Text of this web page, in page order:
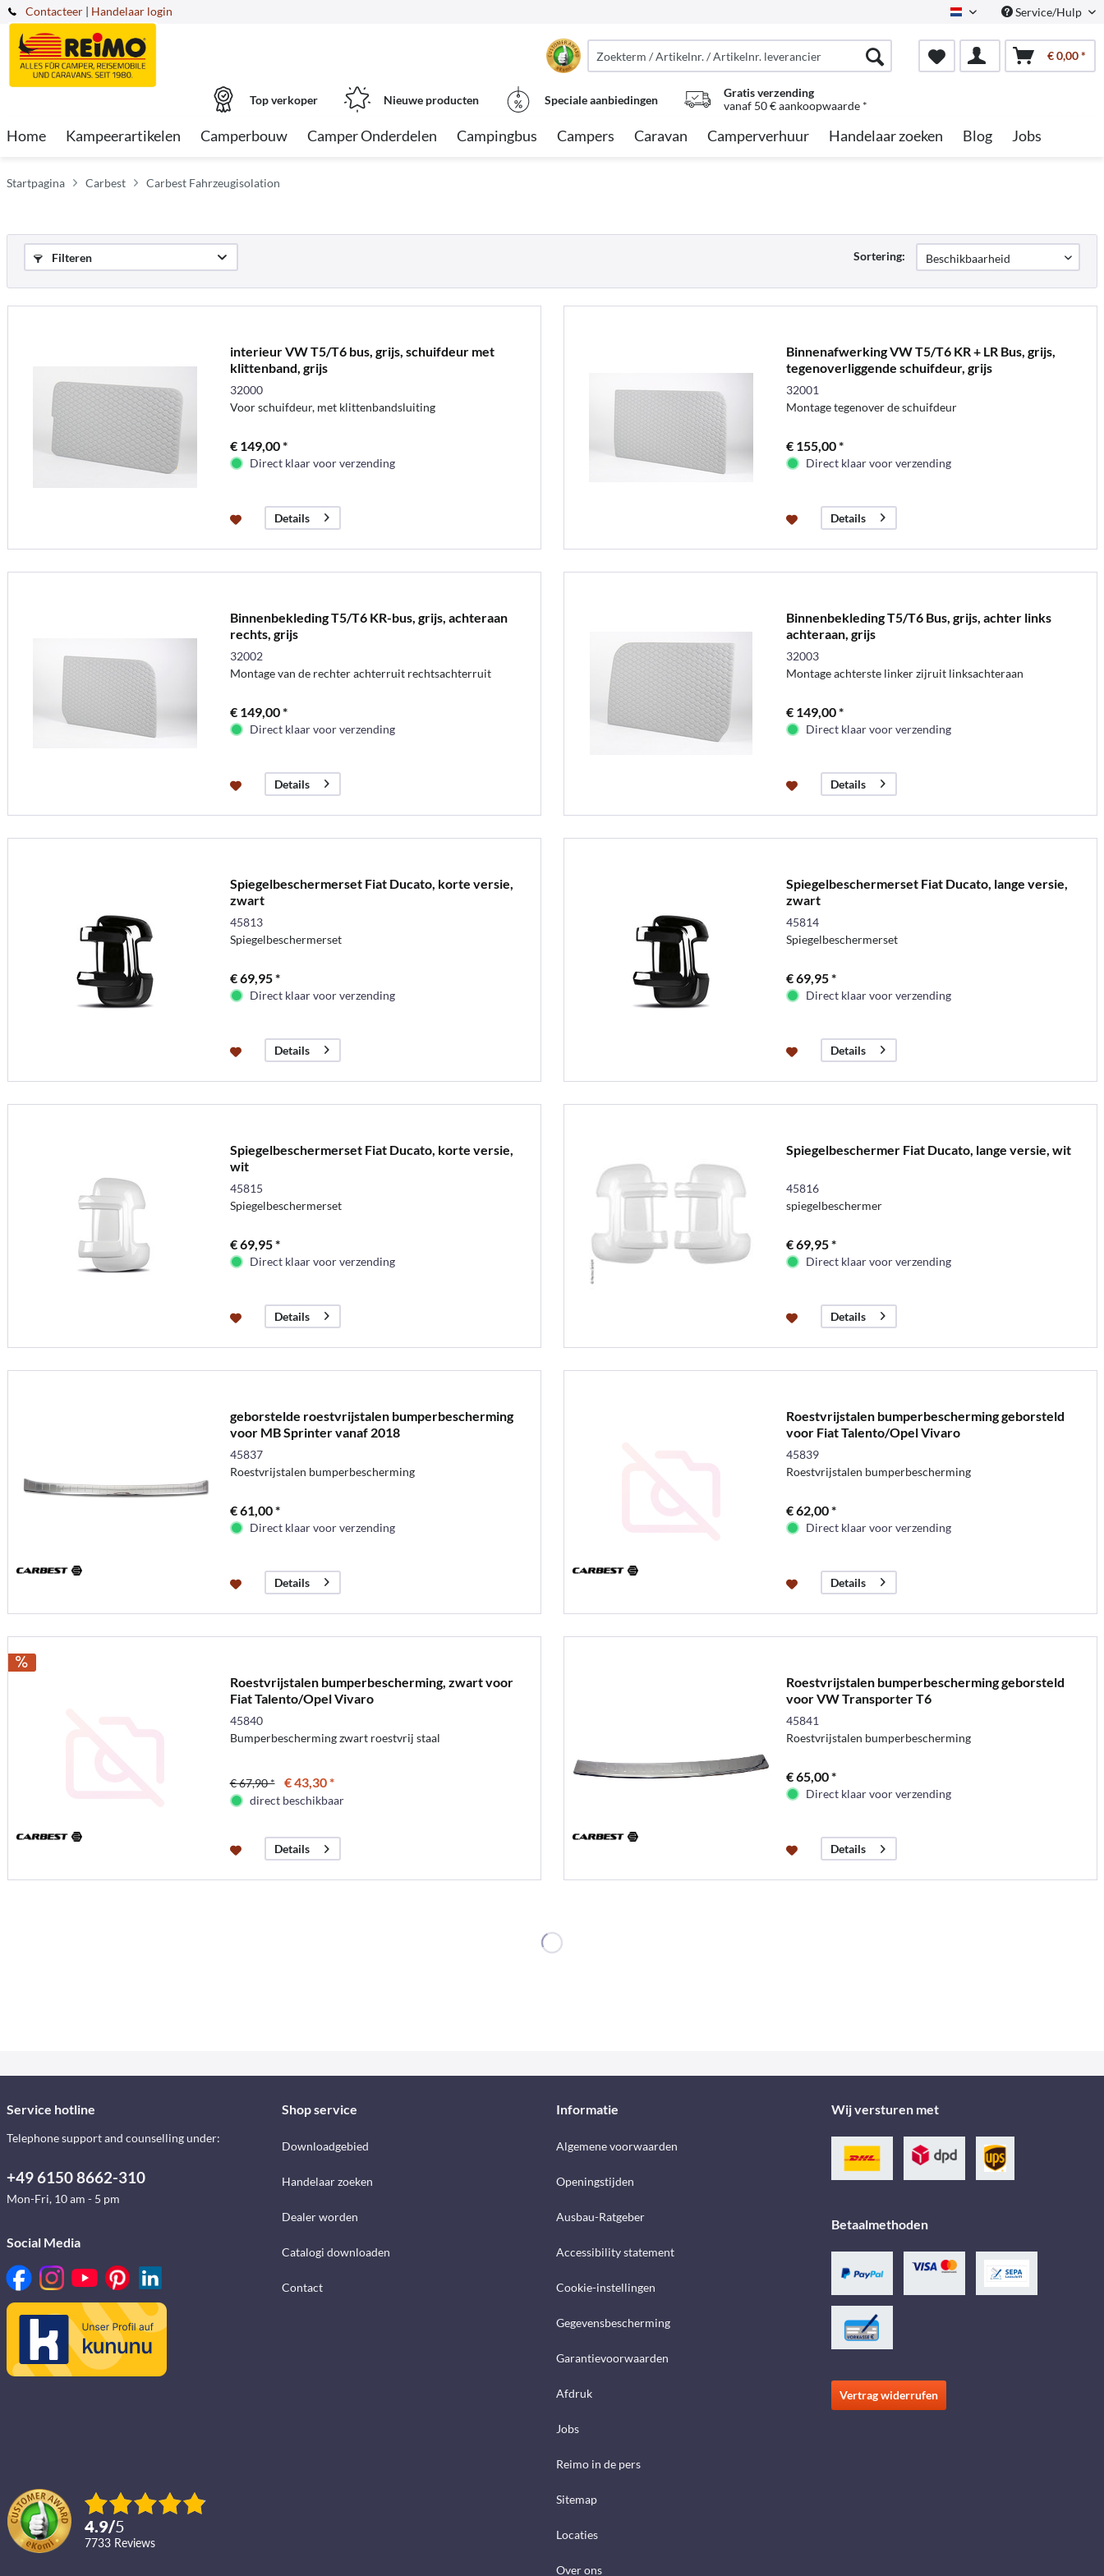
Contacteer Dutch Service/Hulp
| Handelaar login
€ 0,00 *
Top verkoper Nieuwe producten Speciale aanbiedingen
Gratis verzending
vanaf 50 € aankoopwaarde *
Home Kampeerartikelen Camperbouw Camper Onderdelen Campingbus Campers Caravan Camperverhuur Handelaar zoeken Blog Jobs
Startpagina Carbest Carbest Fahrzeugisolation
Filteren Sortering:
interieur VW T5/T6 bus, grijs, schuifdeur met
klittenband, grijs
32000
Voor schuifdeur, met klittenbandsluiting
€ 149,00 *
Direct klaar voor verzending
Details
Binnenafwerking VW T5/T6 KR + LR Bus, grijs,
tegenoverliggende schuifdeur, grijs
32001
Montage tegenover de schuifdeur
€ 155,00 *
Direct klaar voor verzending
Details
Binnenbekleding T5/T6 KR-bus, grijs, achteraan
rechts, grijs
32002
Montage van de rechter achterruit rechtsachterruit
€ 149,00 *
Direct klaar voor verzending
Details
Binnenbekleding T5/T6 Bus, grijs, achter links
achteraan, grijs
32003
Montage achterste linker zijruit linksachteraan
€ 149,00 *
Direct klaar voor verzending
Details
Spiegelbeschermerset Fiat Ducato, korte versie,
zwart
45813
Spiegelbeschermerset
€ 69,95 *
Direct klaar voor verzending
Details
Spiegelbeschermerset Fiat Ducato, lange versie,
zwart
45814
Spiegelbeschermerset
€ 69,95 *
Direct klaar voor verzending
Details
Spiegelbeschermerset Fiat Ducato, korte versie,
wit
45815
Spiegelbeschermerset
€ 69,95 *
Direct klaar voor verzending
Details
Spiegelbeschermer Fiat Ducato, lange versie, wit
45816
spiegelbeschermer
€ 69,95 *
Direct klaar voor verzending
Details
geborstelde roestvrijstalen bumperbescherming
voor MB Sprinter vanaf 2018
45837
Roestvrijstalen bumperbescherming
€ 61,00 *
Direct klaar voor verzending
Details
Roestvrijstalen bumperbescherming geborsteld
voor Fiat Talento/Opel Vivaro
45839
Roestvrijstalen bumperbescherming
€ 62,00 *
Direct klaar voor verzending
Details
Roestvrijstalen bumperbescherming, zwart voor
Fiat Talento/Opel Vivaro
45840
Bumperbescherming zwart roestvrij staal
€ 67,90 * € 43,30 *
direct beschikbaar
Details
Roestvrijstalen bumperbescherming geborsteld
voor VW Transporter T6
45841
Roestvrijstalen bumperbescherming
€ 65,00 *
Direct klaar voor verzending
Details
Service hotline
Telephone support and counselling under:
+49 6150 8662-310
Mon-Fri, 10 am - 5 pm
Social Media
4.9/5
7733 reviews
Shop service
Downloadgebied
Handelaar zoeken
Dealer worden
Catalogi downloaden
Contact
Informatie
Algemene voorwaarden
Openingstijden
Ausbau-Ratgeber
Accessibility statement
Cookie-instellingen
Gegevensbescherming
Garantievoorwaarden
Afdruk
Jobs
Reimo in de pers
Sitemap
Locaties
Over ons
Wij versturen met
Betaalmethoden
Vertrag widerrufen